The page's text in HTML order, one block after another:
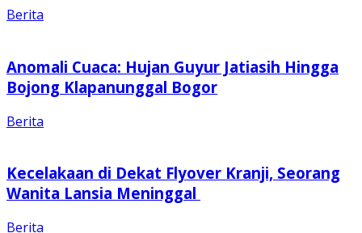
Berita
Anomali Cuaca: Hujan Guyur Jatiasih Hingga
Bojong Klapanunggal Bogor
Berita
Kecelakaan di Dekat Flyover Kranji, Seorang
Wanita Lansia Meninggal
Berita